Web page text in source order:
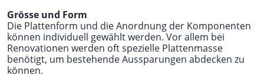
Grösse und Form
Die Plattenform und die Anordnung der Komponenten
können individuell gewählt werden. Vor allem bei
Renovationen werden oft spezielle Plattenmasse
benötigt, um bestehende Aussparungen abdecken zu
können.